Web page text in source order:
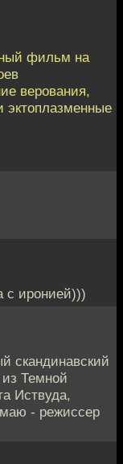
фильм на
верования,
эктоплазменные
с иронией)))
скандинавский
Темной
Иствуда,
- режиссер